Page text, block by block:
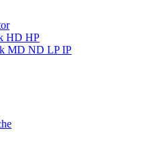
HD HP
MD ND LP IP